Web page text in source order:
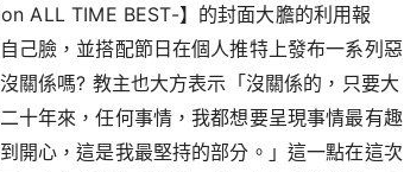
ALL TIME BEST-】的封面大膽的利用報
己臉，並搭配節日在個人推特上發布一系列惡
關係嗎? 教主也大方表示「沒關係的，只要大
十年來，任何事情，我都想要呈現事情最有趣
開心，這是我最堅持的部分。」這一點在這次